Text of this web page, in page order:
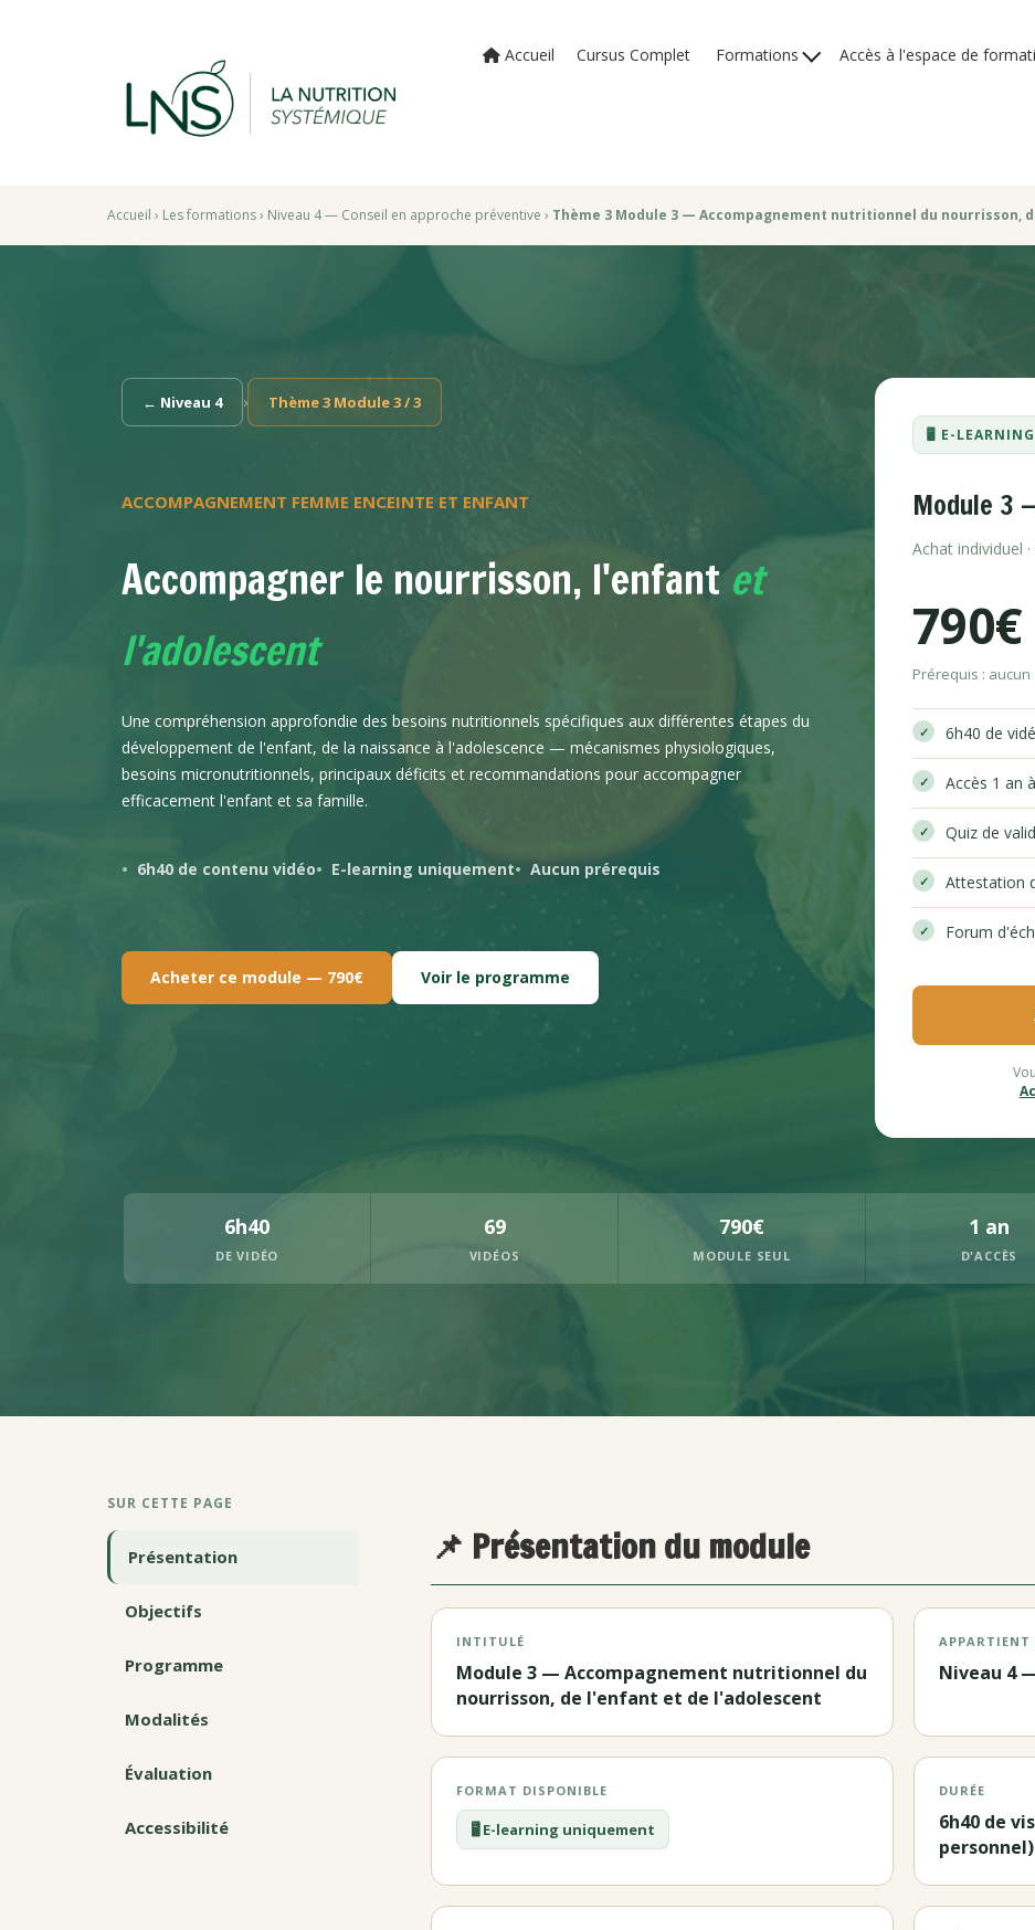
Accueil Cursus Complet Formations Accès à l'espace de
Accueil › Les formations› Niveau 4 — Conseil en approche préventive › Thème 3 Module 3 — Accompagnement nutritionnel du nourrisson,
← Niveau 4 › Thème 3 Module 3 / 3
ACCOMPAGNEMENT FEMME ENCEINTE ET ENFANT
Accompagner le nourrisson, l'enfantet
l'adolescent
Une compréhension approfondie des besoins nutritionnels spécifiques aux différentes étapes du
développement de l'enfant, de la naissance à l'adolescence — mécanismes physiologiques,
besoins micronutritionnels, principaux déficits et recommandations pour accompagner
efficacement l'enfant et sa famille.
6h40 de contenu vidéo E-learning uniquement Aucun prérequis
Acheter ce module — 790€ Voir le programme
🖥️ E-
Module 3
Achat individuel
790€
Prérequis : aucun
6h40 de
Accès 1 an
Quiz de
Attestation
Forum
6h40
DE VIDÉO
69
VIDÉOS
790€
MODULE SEUL
1 an
D'ACCÈS
SUR CETTE PAGE
Présentation
Objectifs
Programme
Modalités
Évaluation
Accessibilité
📌 Présentation du module
INTITULÉ
Module 3 — Accompagnement nutritionnel du
nourrisson, de l'enfant et de l'adolescent
APPARTIENT
Niveau 4
FORMAT DISPONIBLE
🖥️ E-learning uniquement
DURÉE
6h40 de
personnel)